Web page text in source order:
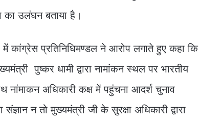
का उलंघन बताया है।
में कांग्रेस प्रतिनिधिमण्डल ने आरोप लगाते हुए कहा कि
पुष्कर धामी द्वारा नामांकन स्थल पर भारतीय
नांमाकन अधिकारी कक्ष में पहुंचना आदर्श चुनाव
न तो मुख्यमंत्री जी के सुरक्षा अधिकारी द्वारा